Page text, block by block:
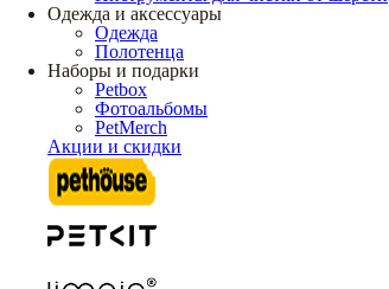
Одежда и аксессуары
Одежда
Полотенца
Наборы и подарки
Petbox
Фотоальбомы
PetMerch
Акции и скидки